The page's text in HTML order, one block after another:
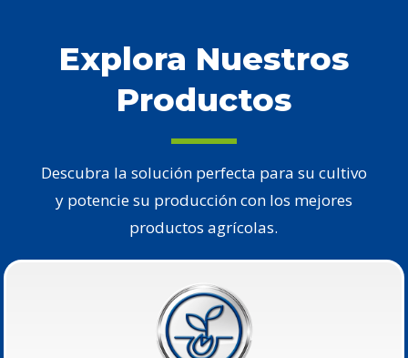
Explora Nuestros
Productos
Descubra la solución perfecta para su cultivo
y potencie su producción con los mejores
productos agrícolas.